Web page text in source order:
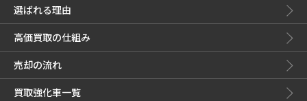
選ばれる理由
高価買取の仕組み
売却の流れ
買取強化車一覧